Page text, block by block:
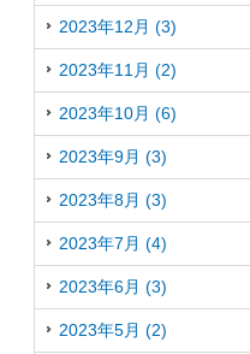
2023年12月 (3)
2023年11月 (2)
2023年10月 (6)
2023年9月 (3)
2023年8月 (3)
2023年7月 (4)
2023年6月 (3)
2023年5月 (2)